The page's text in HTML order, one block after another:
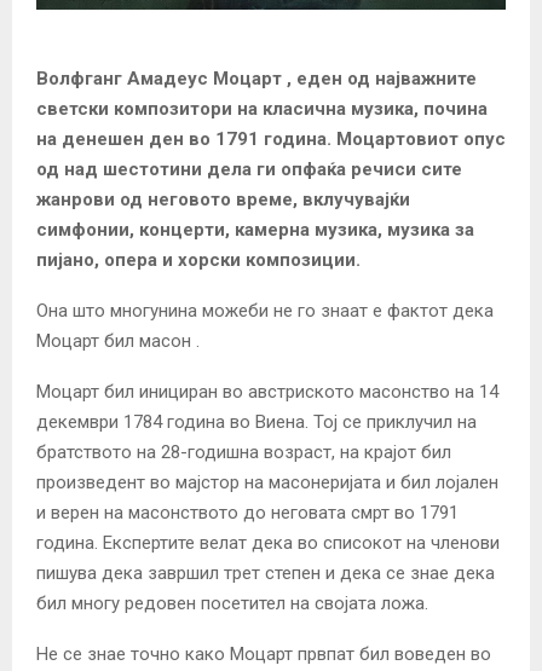
Волфганг Амадеус Моцарт , еден од најважните
светски композитори на класична музика, почина
на денешен ден во 1791 година. Моцартовиот опус
од над шестотини дела ги опфаќа речиси сите
жанрови од неговото време, вклучувајќи
симфонии, концерти, камерна музика, музика за
пијано, опера и хорски композиции.
Она што многунина можеби не го знаат е фактот дека
Моцарт бил масон .
Моцарт бил инициран во австриското масонство на 14
декември 1784 година во Виена. Тој се приклучил на
братството на 28-годишна возраст, на крајот бил
произведент во мајстор на масонеријата и бил лојален
и верен на масонството до неговата смрт во 1791
година. Експертите велат дека во списокот на членови
пишува дека завршил трет степен и дека се знае дека
бил многу редовен посетител на својата ложа.
Не се знае точно како Моцарт првпат бил воведен во